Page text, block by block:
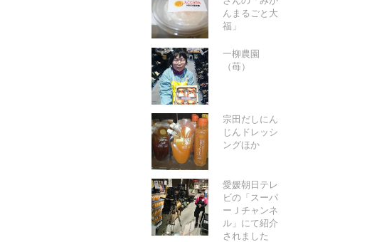
んまるごと大
福」
一柳農園
（苺）
宗田だしにん
じんドレッシ
ングほか
愛媛朝日テレ
ビの「スーパ
ーＪチャンネ
ル」にて紹介
されました